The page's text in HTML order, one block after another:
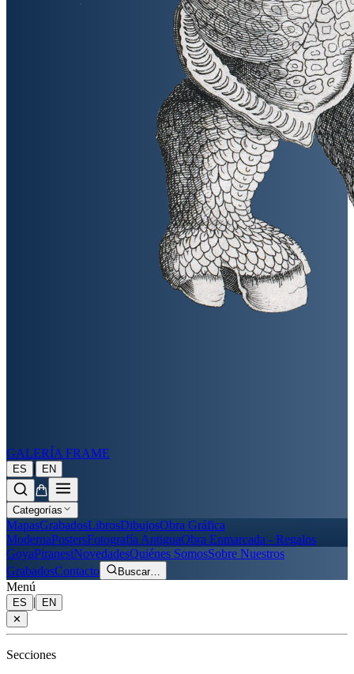
GALERÍA FRAME
ES | EN
Categorías
MapasGrabadosLibrosDibujosObra Gráfica
ModernaPostersFotografía AntiguaObra Enmarcada - Regalos
GoyaPiranesiNovedadesQuiénes SomosSobre Nuestros
GrabadosContacto Buscar…
Menú
ES |
EN
✕
Secciones